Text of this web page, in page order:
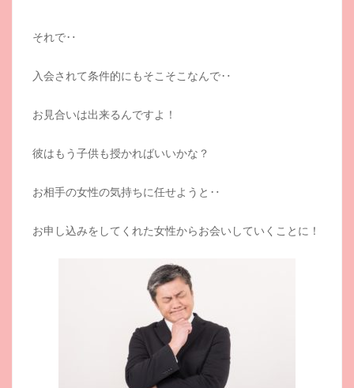
それで‥
入会されて条件的にもそこそこなんで‥
お見合いは出来るんですよ！
彼はもう子供も授かればいいかな？
お相手の女性の気持ちに任せようと‥
お申し込みをしてくれた女性からお会いしていくことに！